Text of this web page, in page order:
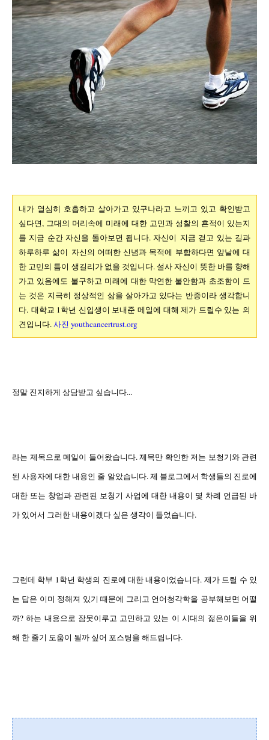
내가 열심히 호흡하고 살아가고 있구나라고 느끼고 있고 확인받고
싶다면, 그대의 머리속에 미래에 대한 고민과 성찰의 흔적이 있는지
를 지금 순간 자신을 돌아보면 됩니다. 자신이 지금 걷고 있는 길과
하루하루 삶이 자신의 어떠한 신념과 목적에 부합하다면 앞날에 대
한 고민의 틈이 생길리가 없을 것입니다. 설사 자신이 뜻한 바를 향해
가고 있음에도 불구하고 미래에 대한 막연한 불안함과 초조함이 드
는 것은 지극히 정상적인 삶을 살아가고 있다는 반증이라 생각합니
다. 대학교 1학년 신입생이 보내준 메일에 대해 제가 드릴수 있는 의
견입니다.사진 youthcancertrust.org
정말 진지하게 상담받고 싶습니다...
라는 제목으로 메일이 들어왔습니다. 제목만 확인한 저는 보청기와 관련
된 사용자에 대한 내용인 줄 알았습니다. 제 블로그에서 학생들의 진로에
대한 또는 창업과 관련된 보청기 사업에 대한 내용이 몇 차례 언급된 바
가 있어서 그러한 내용이겠다 싶은 생각이 들었습니다.
그런데 학부 1학년 학생의 진로에 대한 내용이었습니다. 제가 드릴 수 있
는 답은 이미 정해져 있기 때문에 그리고 언어청각학을 공부해보면 어떨
까? 하는 내용으로 잠못이루고 고민하고 있는 이 시대의 젊은이들을 위
해 한 줄기 도움이 될까 싶어 포스팅을 해드립니다.